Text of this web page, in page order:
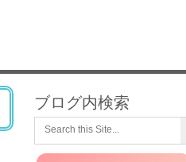
ブログ内検索